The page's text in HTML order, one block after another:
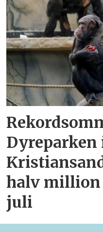
Dyreparken
halv million
juli